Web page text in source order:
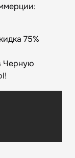
75%
Черную